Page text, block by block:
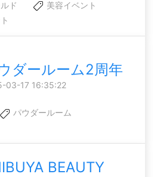
ド
美容イベント
ダールーム2周年
03-17 16:35:22
パウダールーム
BEAUTY